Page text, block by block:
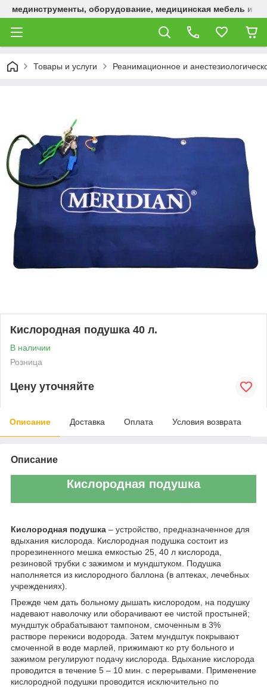
мединструменты, оборудование, медицинская мебель и
Товары и услуги Реанимационное и
Кислородная подушка 40 л.
В наличии
Розница
Цену уточняйте
Описание Доставка Оплата Условия возврата
Описание
Кислородная подушка
Кислородная подушка – устройство, предназначенное для
вдыхания кислорода. Кислородная подушка состоит из
прорезиненного мешка емкостью 25, 40 л кислорода,
резиновой трубки с зажимом и мундштуком. Подушка
наполняется из кислородного баллона (в аптеках, лечебных
учреждениях).
Прежде чем дать больному дышать кислородом, на подушку
надевают наволочку или оборачивают ее чистой простыней;
мундштук обрабатывают тампоном, смоченным в 3%
растворе перекиси водорода. Затем мундштук покрывают
смоченной в воде марлей, прижимают ко рту больного и
зажимом регулируют подачу кислорода. Вдыхание кислорода
проводится в течение 5 – 10 мин. с перерывами. Применение
кислородной подушки проводится исключительно по